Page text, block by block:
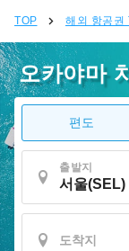
TOP 해외 항공권
오카야마
편도
출발지